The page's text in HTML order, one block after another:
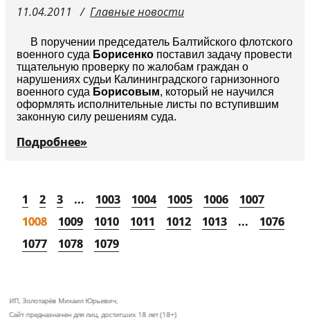
11.04.2011
Главные новости
В поручении председатель Балтийского флотского
военного суда Борисенко поставил задачу провести
тщательную проверку по жалобам граждан о
нарушениях судьи Калининградского гарнизонного
военного суда Борисовым, который не научился
оформлять исполнительные листы по вступившим
законную силу решениям суда.
Подробнее»
1 2 3 ... 1003 1004 1005 1006
1007
1008
1009 1010 1011 1012 1013 ...
1076
1077
1078 1079
ИП, Золотарёв Михаил Юрьевич,
Сайт предназначен для лиц, достигших 18 лет (18+)